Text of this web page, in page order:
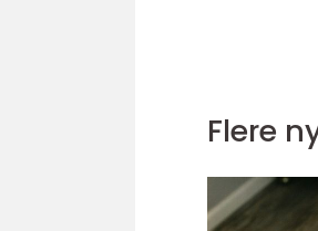
Flere